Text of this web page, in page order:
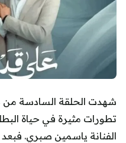
شهدت الحلقة السادسة
تطورات مثيرة في حياة
الفنانة ياسمين صبري. فبعد